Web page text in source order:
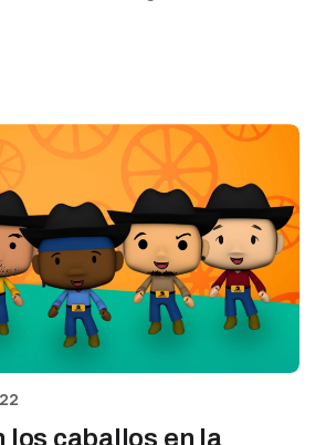
los caballos en la